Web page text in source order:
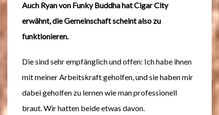
Auch Ryan von Funky Buddha hat Cigar City
erwähnt, die Gemeinschaft scheint also zu
funktionieren.
Die sind sehr empfänglich und offen: Ich habe ihnen
mit meiner Arbeitskraft geholfen, und sie haben mir
dabei geholfen zu lernen wie man professionell
braut. Wir hatten beide etwas davon.